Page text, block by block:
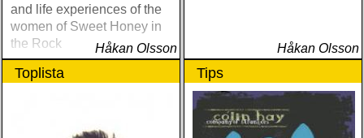
and life experiences of the
women of Sweet Honey in
the Rock
Håkan Olsson Håkan Olsson
Toplista Tips